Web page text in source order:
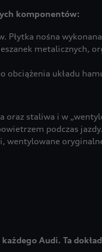
komponentów:
Płytka nośna
metalicznych,
obciążenia układu
staliwa i w
podczas
Audi. Ta